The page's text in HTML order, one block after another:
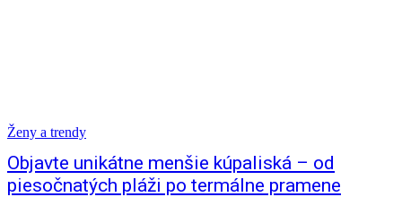
Ženy a trendy
Objavte unikátne menšie kúpaliská – od
piesočnatých pláži po termálne pramene